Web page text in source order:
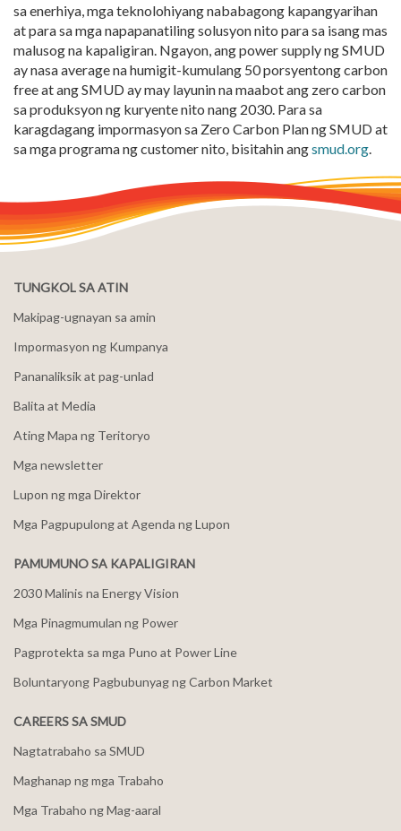
sa enerhiya, mga teknolohiyang nababagong kapangyarihan
at para sa mga napapanatiling solusyon nito para sa isang mas
malusog na kapaligiran. Ngayon, ang power supply ng SMUD
ay nasa average na humigit-kumulang 50 porsyentong carbon
free at ang SMUD ay may layunin na maabot ang zero carbon
sa produksyon ng kuryente nito nang 2030. Para sa
karagdagang impormasyon sa Zero Carbon Plan ng SMUD at
sa mga programa ng customer nito, bisitahin angsmud.org.
TUNGKOL SA ATIN
Makipag-ugnayan sa amin
Impormasyon ng Kumpanya
Pananaliksik at pag-unlad
Balita at Media
Ating Mapa ng Teritoryo
Mga newsletter
Lupon ng mga Direktor
Mga Pagpupulong at Agenda ng Lupon
PAMUMUNO SA KAPALIGIRAN
2030 Malinis na Energy Vision
Mga Pinagmumulan ng Power
Pagprotekta sa mga Puno at Power Line
Boluntaryong Pagbubunyag ng Carbon Market
CAREERS SA SMUD
Nagtatrabaho sa SMUD
Maghanap ng mga Trabaho
Mga Trabaho ng Mag-aaral